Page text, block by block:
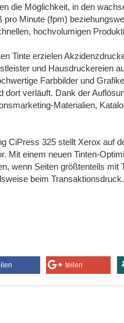
die Möglichkeit, in den
pro Minute (fpm)
hochvolumigen
Tinte erzielen
und Hausdruckereien
Farbbilder und
dort verläuft. Dank der
Materialien,
CiPress 325 stellt Xerox auf
Mit einem neuen Tinten-
wenn Seiten größtenteils mit
beim Transaktionsdruck.
teilen